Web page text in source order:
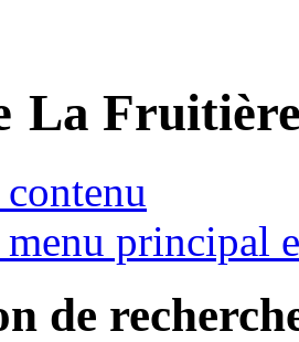
La Fruitière
principal
de